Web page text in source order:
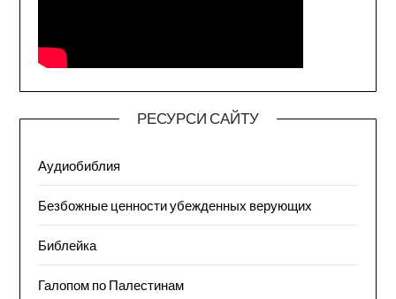
РЕСУРСИ САЙТУ
Аудиобиблия
Безбожные ценности убежденных верующих
Библейка
Галопом по Палестинам